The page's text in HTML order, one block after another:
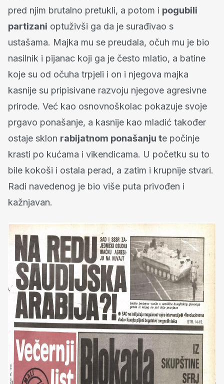
pred njim brutalno pretukli, a potom i pogubili
partizani optuživši ga da je surađivao s
ustašama. Majka mu se preudala, očuh mu je bio
nasilnik i pijanac koji ga je često mlatio, a batine
koje su od očuha trpjeli i on i njegova majka
kasnije su pripisivane razvoju njegove agresivne
prirode. Već kao osnovnoškolac pokazuje svoje
prgavo ponašanje, a kasnije kao mladić također
ostaje sklon rabijatnom ponašanju te počinje
krasti po kućama i vikendicama. U početku su to
bile kokoši i ostala perad, a zatim i krupnije stvari.
Radi navedenog je bio više puta privođen i
kažnjavan.